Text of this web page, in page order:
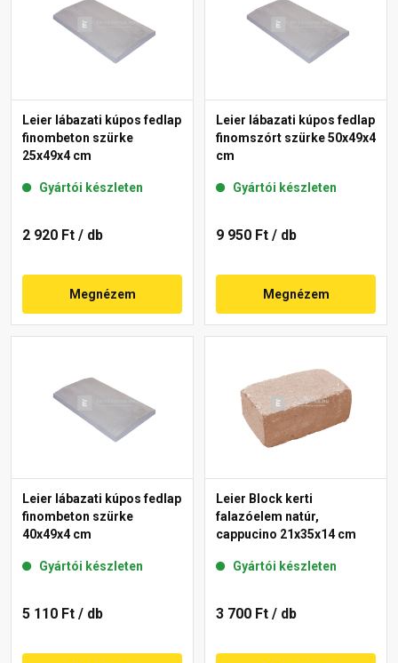
Leier lábazati kúpos fedlap
finombeton szürke
25x49x4 cm
Gyártói készleten
2 920 Ft / db
Megnézem
Leier lábazati kúpos fedlap
finomszórt szürke 50x49x4
cm
Gyártói készleten
9 950 Ft / db
Megnézem
Leier lábazati kúpos fedlap
finombeton szürke
40x49x4 cm
Gyártói készleten
5 110 Ft / db
Leier Block kerti
falazóelem natúr,
cappucino 21x35x14 cm
Gyártói készleten
3 700 Ft / db